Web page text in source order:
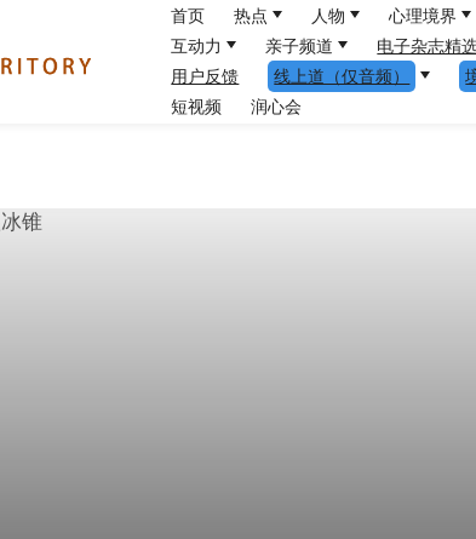
首页 热点 人物 心理境界
互动力
亲子频道 电子杂志精
用户反馈
线上道（仅音频）
短视频
润心会